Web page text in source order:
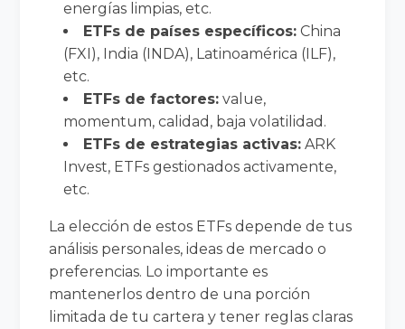
energías limpias, etc.
ETFs de países específicos: China
(FXI), India (INDA), Latinoamérica (ILF),
etc.
ETFs de factores: value,
momentum, calidad, baja volatilidad.
ETFs de estrategias activas: ARK
Invest, ETFs gestionados activamente,
etc.
La elección de estos ETFs depende de tus
análisis personales, ideas de mercado o
preferencias. Lo importante es
mantenerlos dentro de una porción
limitada de tu cartera y tener reglas claras